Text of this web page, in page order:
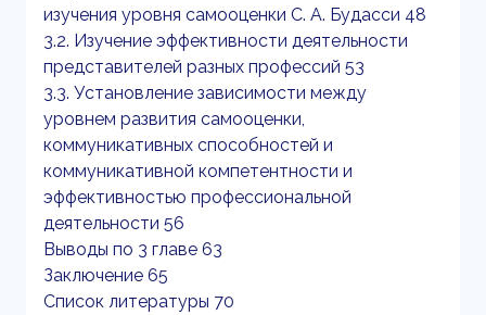
изучения уровня самооценки С. А. Будасси 48
3.2. Изучение эффективности деятельности
представителей разных профессий 53
3.3. Установление зависимости между
уровнем развития самооценки,
коммуникативных способностей и
коммуникативной компетентности и
эффективностью профессиональной
деятельности 56
Выводы по 3 главе 63
Заключение 65
Список литературы 70